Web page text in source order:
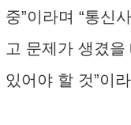
중”이라며 “통신
고 문제가 생겼
있어야 할 것”이